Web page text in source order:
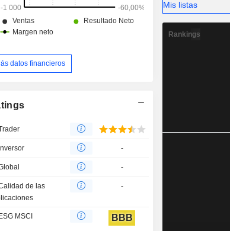
datos financieros
-
-
de las
-
MSCI BBB
Mis listas
Rankings